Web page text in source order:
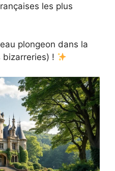
les plus
plongeon dans la
bizarreries) !